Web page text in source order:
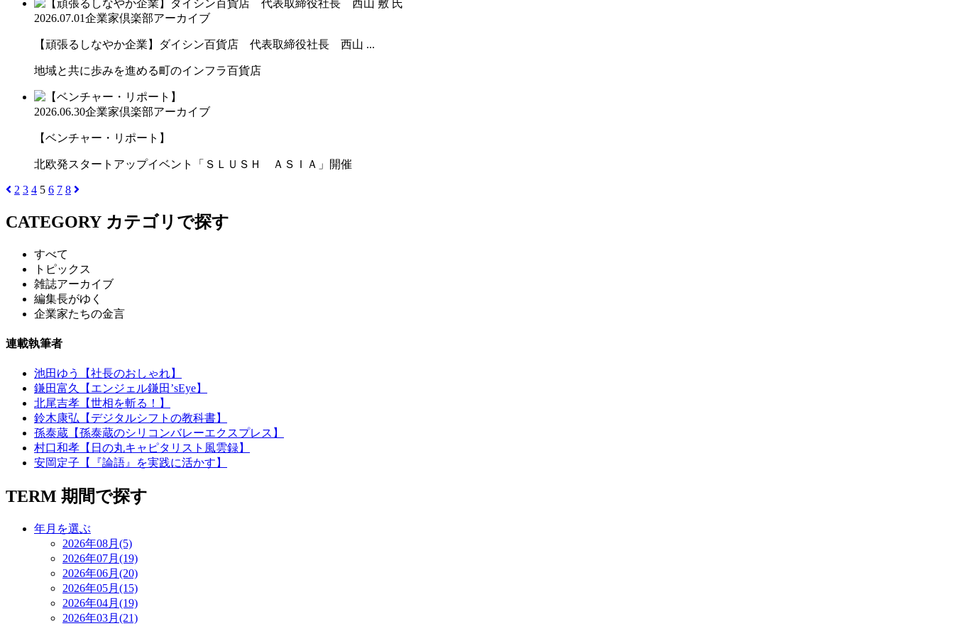
2026.07.01企業家倶楽部アーカイブ
【頑張るしなやか企業】ダイシン百貨店 代表取締役社長 西山 ...
地域と共に歩みを進める町のインフラ百貨店
2026.06.30企業家倶楽部アーカイブ
【ベンチャー・リポート】
北欧発スタートアップイベント「ＳＬＵＳＨ ＡＳＩＡ」開催
2 3 4 5 6 7 8
CATEGORY カテゴリで探す
すべて
トピックス
雑誌アーカイブ
編集長がゆく
企業家たちの金言
連載執筆者
池田ゆう【社長のおしゃれ】
鎌田富久【エンジェル鎌田’sEye】
北尾吉孝【世相を斬る！】
鈴木康弘【デジタルシフトの教科書】
孫泰蔵【孫泰蔵のシリコンバレーエクスプレス】
村口和孝【日の丸キャピタリスト風雲録】
安岡定子【『論語』を実践に活かす】
TERM 期間で探す
年月を選ぶ
2026年08月(5)
2026年07月(19)
2026年06月(20)
2026年05月(15)
2026年04月(19)
2026年03月(21)